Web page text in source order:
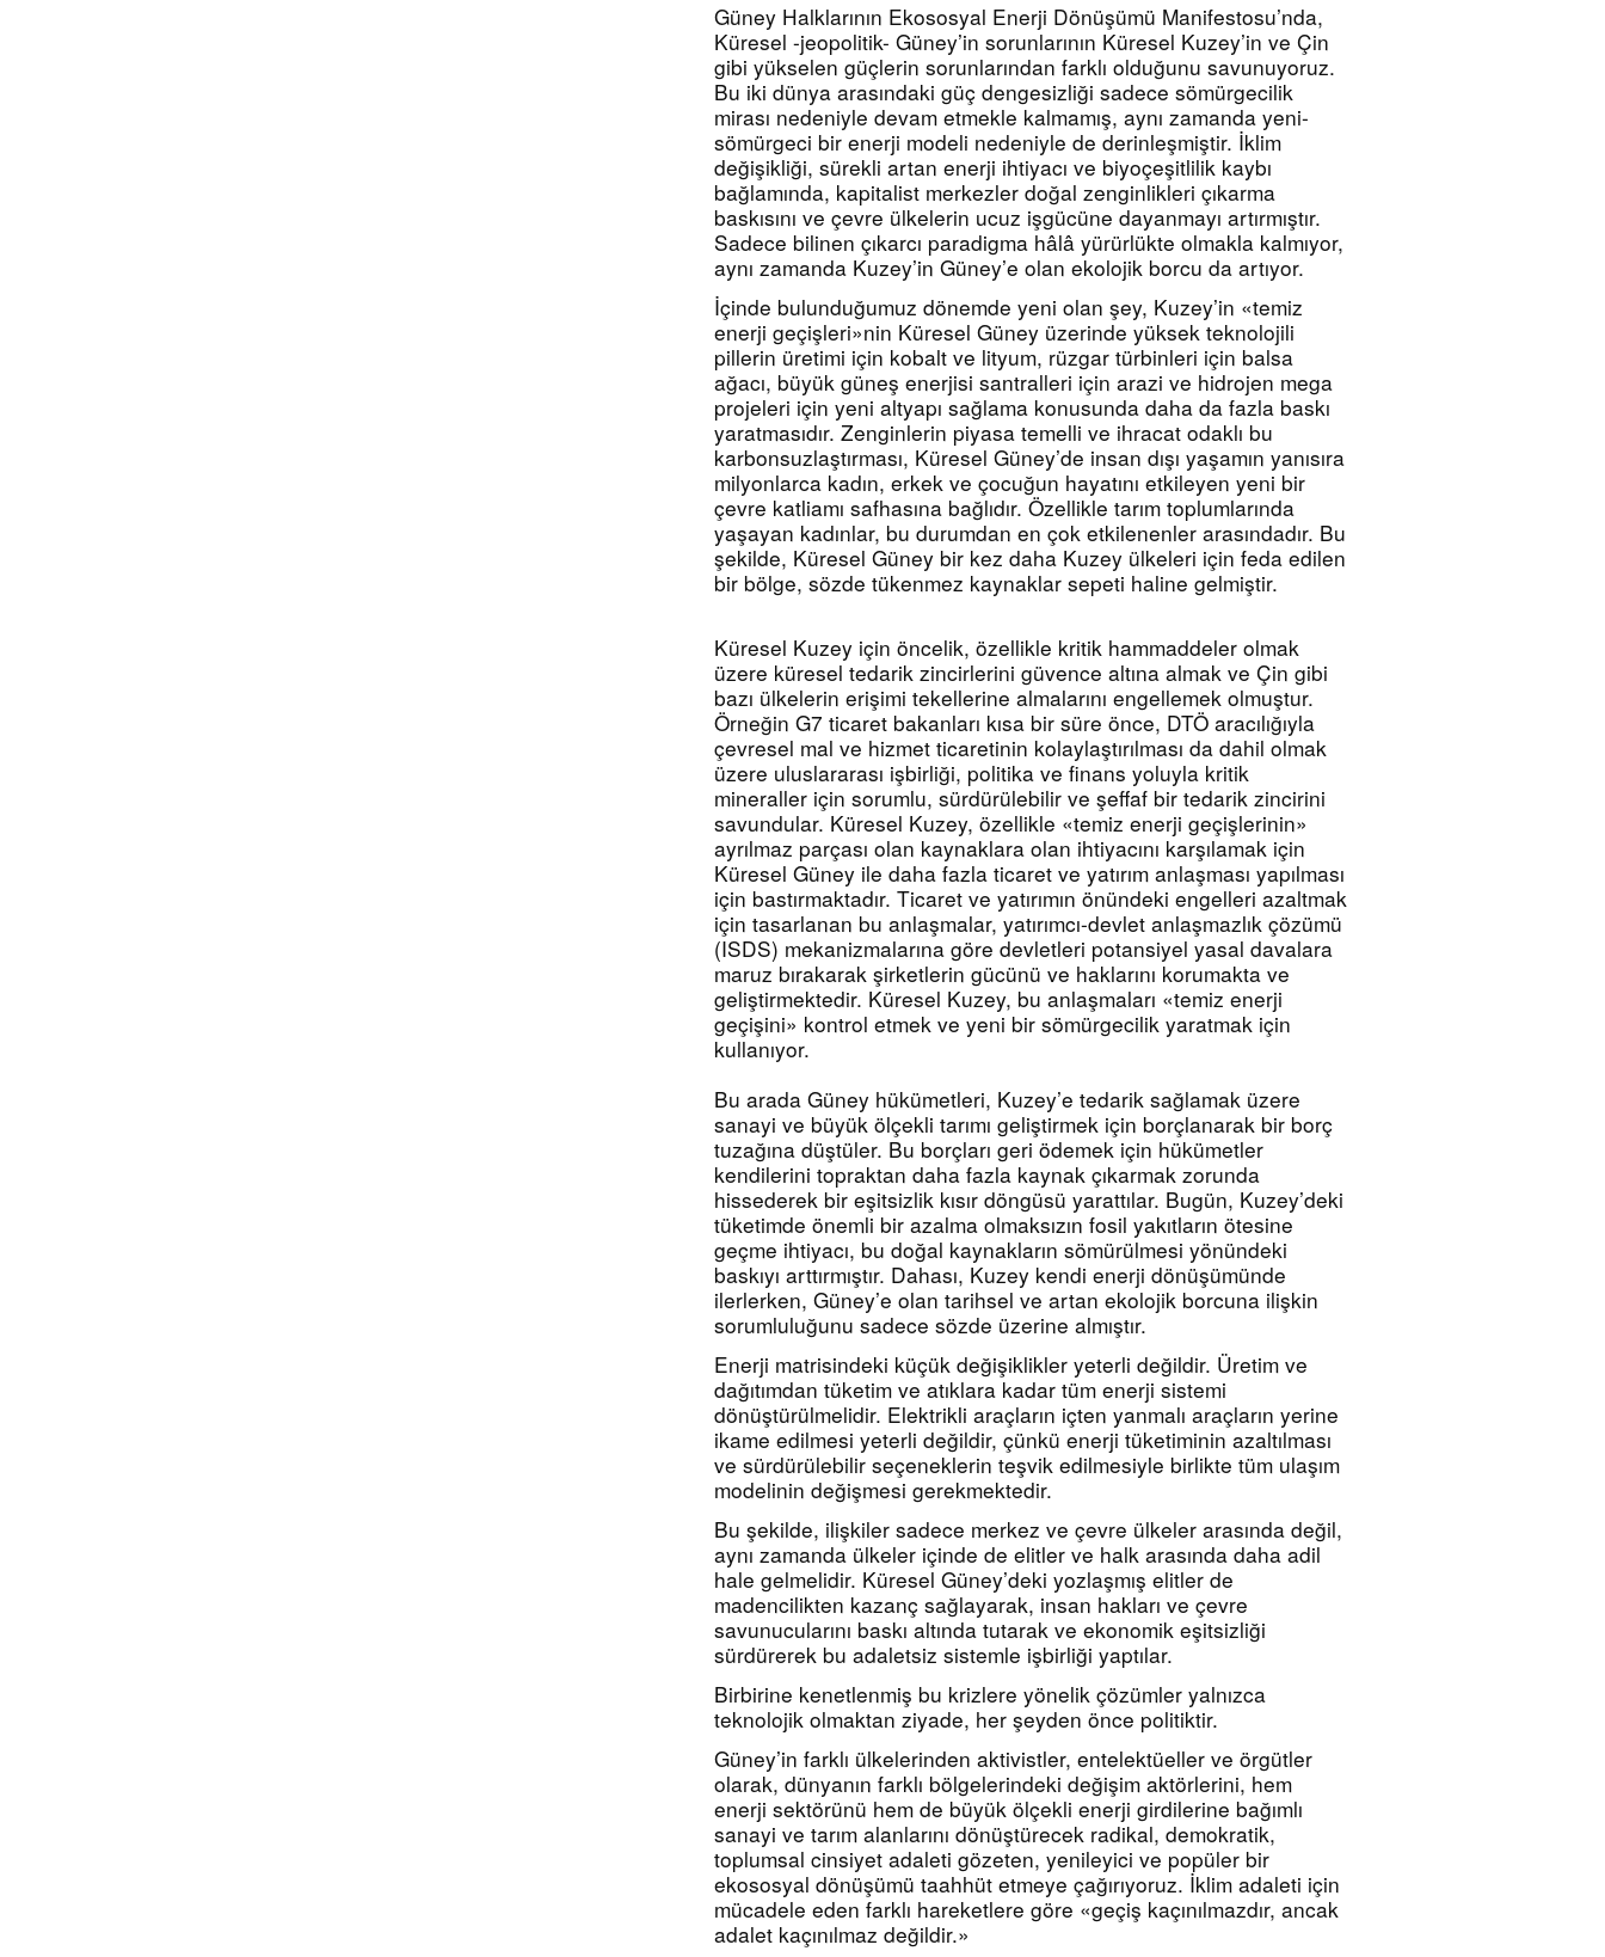
Güney Halklarının Ekososyal Enerji Dönüşümü Manifestosu’nda,
Küresel -jeopolitik- Güney’in sorunlarının Küresel Kuzey’in ve Çin
gibi yükselen güçlerin sorunlarından farklı olduğunu savunuyoruz.
Bu iki dünya arasındaki güç dengesizliği sadece sömürgecilik
mirası nedeniyle devam etmekle kalmamış, aynı zamanda yeni-
sömürgeci bir enerji modeli nedeniyle de derinleşmiştir. İklim
değişikliği, sürekli artan enerji ihtiyacı ve biyoçeşitlilik kaybı
bağlamında, kapitalist merkezler doğal zenginlikleri çıkarma
baskısını ve çevre ülkelerin ucuz işgücüne dayanmayı artırmıştır.
Sadece bilinen çıkarcı paradigma hâlâ yürürlükte olmakla kalmıyor,
aynı zamanda Kuzey’in Güney’e olan ekolojik borcu da artıyor.
İçinde bulunduğumuz dönemde yeni olan şey, Kuzey’in «temiz
enerji geçişleri»nin Küresel Güney üzerinde yüksek teknolojili
pillerin üretimi için kobalt ve lityum, rüzgar türbinleri için balsa
ağacı, büyük güneş enerjisi santralleri için arazi ve hidrojen mega
projeleri için yeni altyapı sağlama konusunda daha da fazla baskı
yaratmasıdır. Zenginlerin piyasa temelli ve ihracat odaklı bu
karbonsuzlaştırması, Küresel Güney’de insan dışı yaşamın yanısıra
milyonlarca kadın, erkek ve çocuğun hayatını etkileyen yeni bir
çevre katliamı safhasına bağlıdır. Özellikle tarım toplumlarında
yaşayan kadınlar, bu durumdan en çok etkilenenler arasındadır. Bu
şekilde, Küresel Güney bir kez daha Kuzey ülkeleri için feda edilen
bir bölge, sözde tükenmez kaynaklar sepeti haline gelmiştir.
Küresel Kuzey için öncelik, özellikle kritik hammaddeler olmak
üzere küresel tedarik zincirlerini güvence altına almak ve Çin gibi
bazı ülkelerin erişimi tekellerine almalarını engellemek olmuştur.
Örneğin G7 ticaret bakanları kısa bir süre önce, DTÖ aracılığıyla
çevresel mal ve hizmet ticaretinin kolaylaştırılması da dahil olmak
üzere uluslararası işbirliği, politika ve finans yoluyla kritik
mineraller için sorumlu, sürdürülebilir ve şeffaf bir tedarik zincirini
savundular. Küresel Kuzey, özellikle «temiz enerji geçişlerinin»
ayrılmaz parçası olan kaynaklara olan ihtiyacını karşılamak için
Küresel Güney ile daha fazla ticaret ve yatırım anlaşması yapılması
için bastırmaktadır. Ticaret ve yatırımın önündeki engelleri azaltmak
için tasarlanan bu anlaşmalar, yatırımcı-devlet anlaşmazlık çözümü
(ISDS) mekanizmalarına göre devletleri potansiyel yasal davalara
maruz bırakarak şirketlerin gücünü ve haklarını korumakta ve
geliştirmektedir. Küresel Kuzey, bu anlaşmaları «temiz enerji
geçişini» kontrol etmek ve yeni bir sömürgecilik yaratmak için
kullanıyor.
Bu arada Güney hükümetleri, Kuzey’e tedarik sağlamak üzere
sanayi ve büyük ölçekli tarımı geliştirmek için borçlanarak bir borç
tuzağına düştüler. Bu borçları geri ödemek için hükümetler
kendilerini topraktan daha fazla kaynak çıkarmak zorunda
hissederek bir eşitsizlik kısır döngüsü yarattılar. Bugün, Kuzey’deki
tüketimde önemli bir azalma olmaksızın fosil yakıtların ötesine
geçme ihtiyacı, bu doğal kaynakların sömürülmesi yönündeki
baskıyı arttırmıştır. Dahası, Kuzey kendi enerji dönüşümünde
ilerlerken, Güney’e olan tarihsel ve artan ekolojik borcuna ilişkin
sorumluluğunu sadece sözde üzerine almıştır.
Enerji matrisindeki küçük değişiklikler yeterli değildir. Üretim ve
dağıtımdan tüketim ve atıklara kadar tüm enerji sistemi
dönüştürülmelidir. Elektrikli araçların içten yanmalı araçların yerine
ikame edilmesi yeterli değildir, çünkü enerji tüketiminin azaltılması
ve sürdürülebilir seçeneklerin teşvik edilmesiyle birlikte tüm ulaşım
modelinin değişmesi gerekmektedir.
Bu şekilde, ilişkiler sadece merkez ve çevre ülkeler arasında değil,
aynı zamanda ülkeler içinde de elitler ve halk arasında daha adil
hale gelmelidir. Küresel Güney’deki yozlaşmış elitler de
madencilikten kazanç sağlayarak, insan hakları ve çevre
savunucularını baskı altında tutarak ve ekonomik eşitsizliği
sürdürerek bu adaletsiz sistemle işbirliği yaptılar.
Birbirine kenetlenmiş bu krizlere yönelik çözümler yalnızca
teknolojik olmaktan ziyade, her şeyden önce politiktir.
Güney’in farklı ülkelerinden aktivistler, entelektüeller ve örgütler
olarak, dünyanın farklı bölgelerindeki değişim aktörlerini, hem
enerji sektörünü hem de büyük ölçekli enerji girdilerine bağımlı
sanayi ve tarım alanlarını dönüştürecek radikal, demokratik,
toplumsal cinsiyet adaleti gözeten, yenileyici ve popüler bir
ekososyal dönüşümü taahhüt etmeye çağırıyoruz. İklim adaleti için
mücadele eden farklı hareketlere göre «geçiş kaçınılmazdır, ancak
adalet kaçınılmaz değildir.»